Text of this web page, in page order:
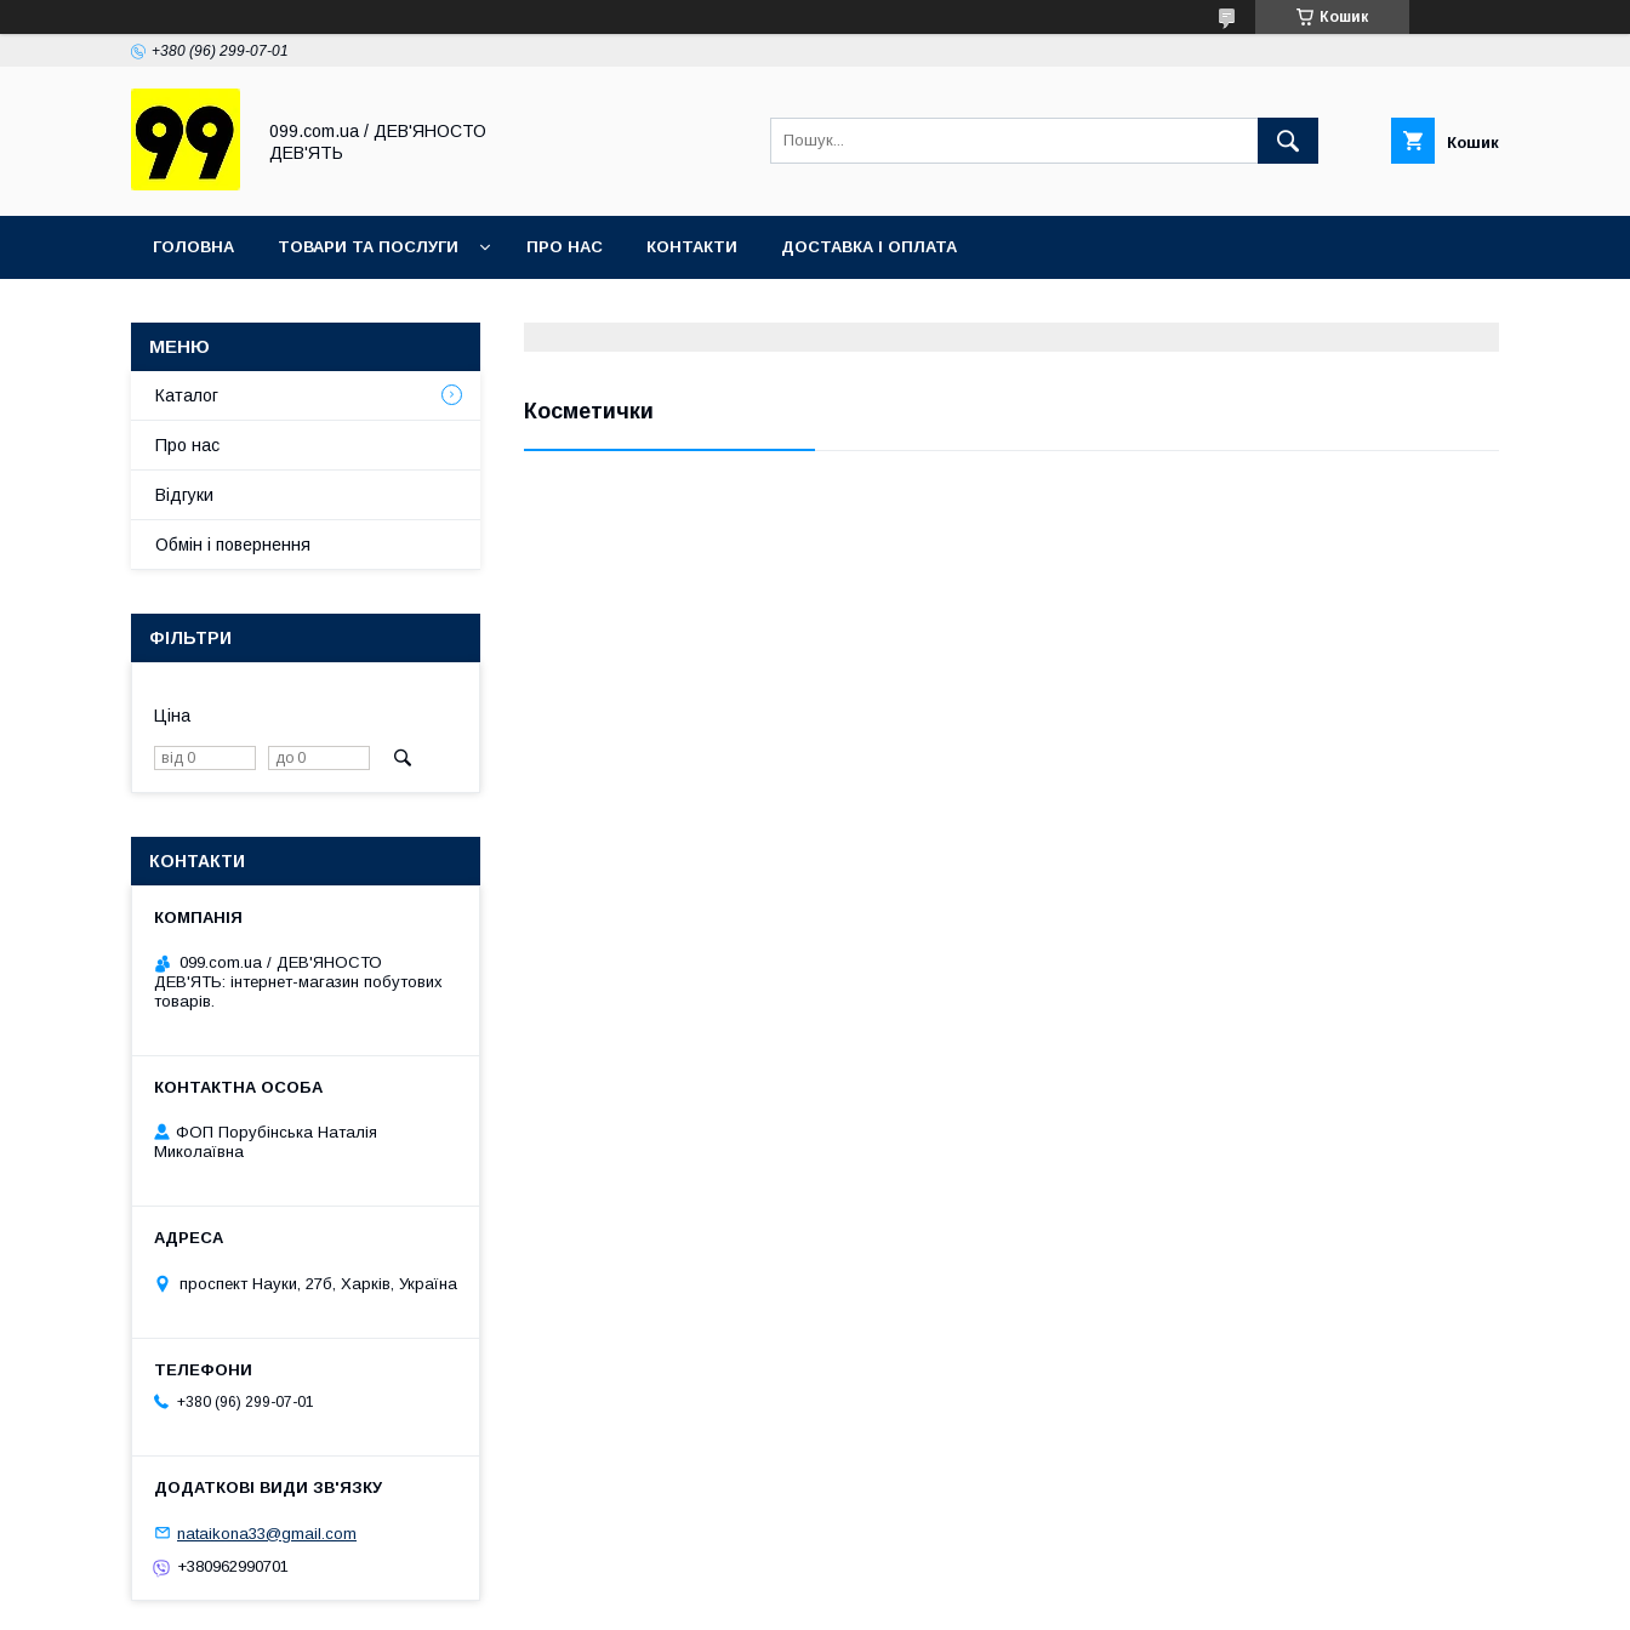
Кошик
+380 (96) 299-07-01
099.com.ua / ДЕВ'ЯНОСТО
ДЕВ'ЯТЬ
Кошик
ГОЛОВНА ТОВАРИ ТА ПОСЛУГИ ПРО НАС КОНТАКТИ ДОСТАВКА І ОПЛАТА
Косметички
Каталог
Про нас
Відгуки
Обмін і повернення
ФІЛЬТРИ
Ціна
КОНТАКТИ
099.com.ua / ДЕВ'ЯНОСТО
ДЕВ'ЯТЬ: інтернет-магазин побутових
товарів.
ФОП Порубінська Наталія
Миколаївна
проспект Науки, 27б, Харків, Україна
+380 (96) 299-07-01
nataikona33@gmail.com
+380962990701